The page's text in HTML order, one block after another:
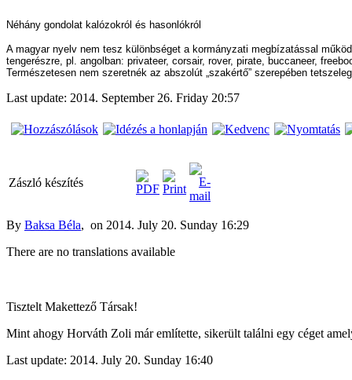
Néhány gondolat kalózokról és hasonlókról
A magyar nyelv nem tesz különbséget a kormányzati megbízatással
tengerészre, pl. angolban: privateer, corsair, rover, pirate, buccaneer,
Természetesen nem szeretnék az abszolút „szakértő” szerepében
Last update: 2014. September 26. Friday 20:57
Zászló készítés
By Baksa Béla, on 2014. July 20. Sunday 16:29
There are no translations available
Tisztelt Makettező Társak!
Mint ahogy Horváth Zoli már említette, sikerült találni egy céget
Last update: 2014. July 20. Sunday 16:40